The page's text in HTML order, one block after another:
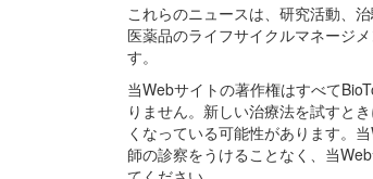
これらのニュースは、研究活動、
医薬品のライフサイクルマネージ
す。
当Webサイトの著作権はすべて
りません。新しい治療法を試すと
くなっている可能性があります。
師の診察をうけることなく、当